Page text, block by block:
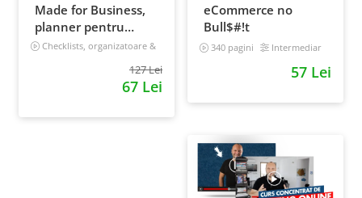
Made for Business,
planner pentru
afaceri & viata,
Checklists, organizatoare &
127 Lei
67 Lei
eCommerce no
Bull$#!t
340 pagini Intermediar
57 Lei